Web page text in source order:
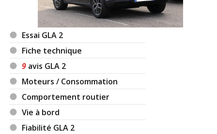
Essai GLA 2
Fiche technique
9 avis GLA 2
Moteurs / Consommation
Comportement routier
Vie à bord
Fiabilité GLA 2